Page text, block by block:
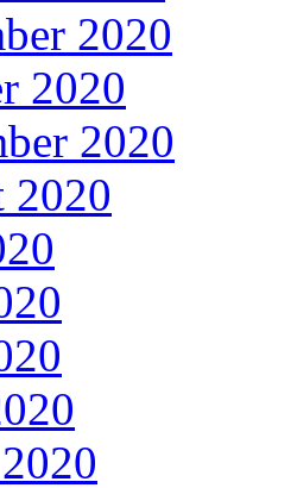
2020
2020
2020
2020